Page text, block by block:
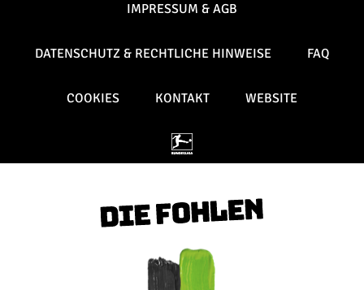
IMPRESSUM & AGB
DATENSCHUTZ & RECHTLICHE HINWEISE FAQ
COOKIES KONTAKT WEBSITE